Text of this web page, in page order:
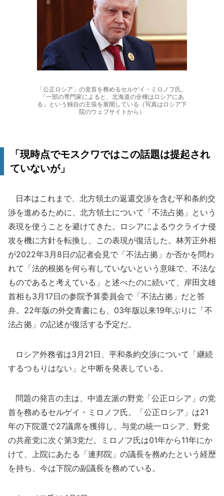
「公正ロシア」の党首を務めるセルゲイ・ミロノフ氏。
「一部の専門家によると、北海道の全権はロシアにあ
る」という独自の主張を展開している（写真はロシア下
院のウェブサイトから）
「現時点でモスクワではこの話題は提起され
ていないが」
日本はこれまで、北方領土の返還交渉を含む平和条約交
渉を進めるために、北方領土について「不法占拠」という
表現を使うことを避けてきた。ロシアによるウクライナ侵
攻を機に方針を転換し、この表現が復活した。林芳正外相
が2022年3月8日の記者会見で「不法占拠」か否かを問わ
れて「法的根拠を何ら有していないという意味で、不法な
ものであると考えている」と述べたのに続いて、岸田文雄
首相も3月17日の参院予算委員会で「不法占拠」だと答
弁。22年版の外交青書にも、03年版以来19年ぶりに「不
法占拠」の記述が復活する予定だ。
ロシア外務省は3月21日、平和条約交渉について「継続
するつもりはない」と中断を発表している。
問題の発言の主は、中道左派の野党「公正ロシア」の党
首を務めるセルゲイ・ミロノフ氏。「公正ロシア」は21
年の下院選で27議席を獲得し、与党の統一ロシア、野党
の共産党に次ぐ第3党だ。ミロノフ氏は01年から11年にか
けて、上院にあたる「連邦院」の議長を務めたという経歴
を持ち、今は下院の副議長を務めている。